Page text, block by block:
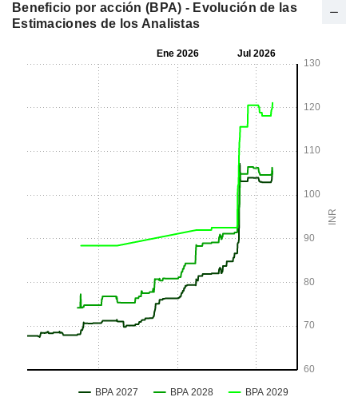
Beneficio por acción (BPA) - Evolución de las
Estimaciones de los Analistas